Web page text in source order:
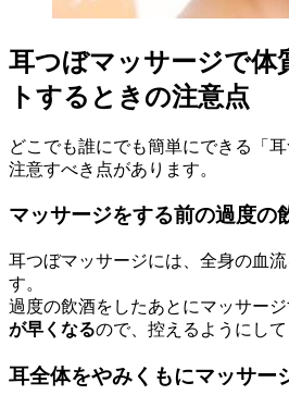
耳つぼマッサージで体
トするときの注意点
どこでも誰にでも簡単にできる「
注意すべき点があります。
マッサージをする前の過度の
耳つぼマッサージには、全身の血
す。
過度の飲酒をしたあとにマッサージ
が早くなるので、控えるようにして
耳全体をやみくもにマッサー